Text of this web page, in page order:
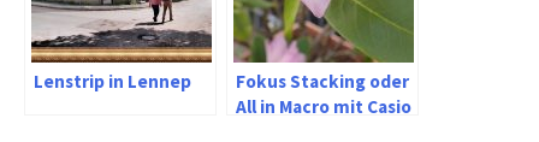
Lenstrip in Lennep
Fokus Stacking oder
All in Macro mit Casio